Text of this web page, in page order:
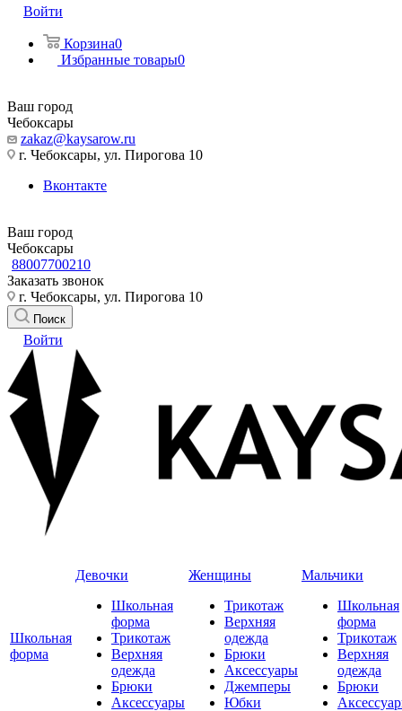
Войти
Корзина0
Избранные товары0
Ваш город
Чебоксары
zakaz@kaysarow.ru
г. Чебоксары, ул. Пирогова 10
Вконтакте
Ваш город
Чебоксары
88007700210
Заказать звонок
г. Чебоксары, ул. Пирогова 10
Поиск
Войти
Школьная
форма
Девочки
Школьная
форма
Трикотаж
Верхняя
одежда
Брюки
Аксессуары
Женщины
Трикотаж
Верхняя
одежда
Брюки
Аксессуары
Джемперы
Юбки
Мальчики
Школьная
форма
Трикотаж
Верхняя
одежда
Брюки